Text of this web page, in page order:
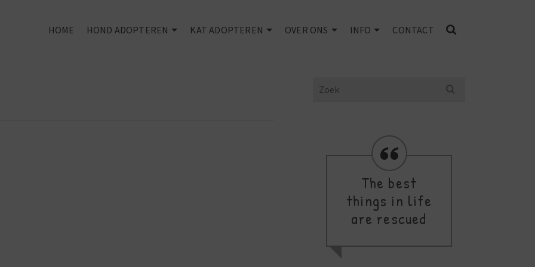
HOME HOND ADOPTEREN KAT ADOPTEREN OVER ONS INFO CONTACT
Search
The best
things in life
are rescued